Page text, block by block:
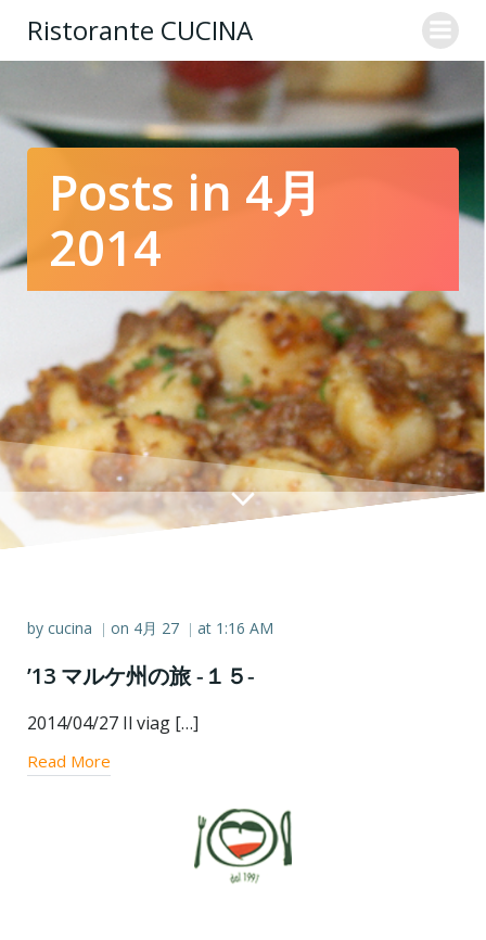
ン
テ
ン
ツ
へ
キ
Ristorante CUCINA
Posts in 4月
2014
by cucina | on 4月 27 | at 1:16 AM
’13 マルケ州の旅 ‐１５‐
2014/04/27 Il viag […]
Read More